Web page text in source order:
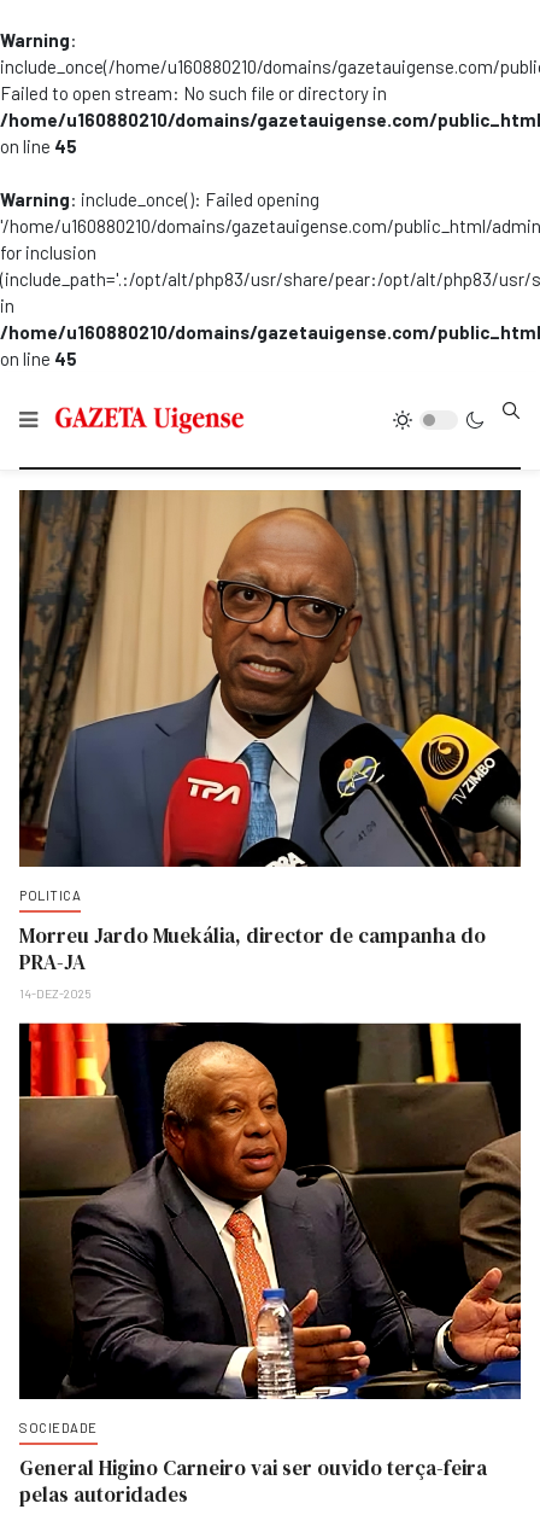
Warning:
include_once(/home/u160880210/domains/gazetauigense.com/
Failed to open stream: No such file or directory in
/home/u160880210/domains/gazetauigense.com/
on line 45
Warning: include_once(): Failed opening
'/home/u160880210/domains/gazetauigense.com/public_html/
for inclusion
(include_path='.:/opt/alt/php83/usr/share/pear:/opt/alt/php83/
in
/home/u160880210/domains/gazetauigense.com/
on line 45
POLITICA
Morreu Jardo Muekália, director de campanha do
PRA-JA
14-DEZ-2025
SOCIEDADE
General Higino Carneiro vai ser ouvido terça-feira
pelas autoridades